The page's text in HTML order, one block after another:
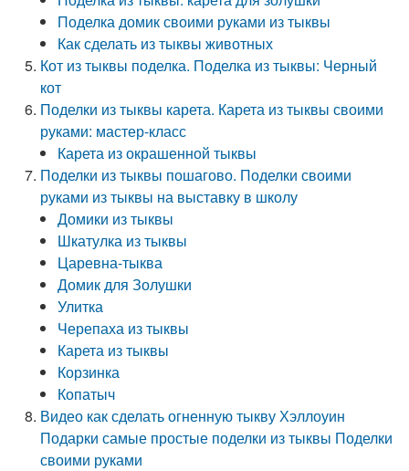
Поделка домик своими руками из тыквы
Как сделать из тыквы животных
Кот из тыквы поделка. Поделка из тыквы: Черный
кот
Поделки из тыквы карета. Карета из тыквы своими
руками: мастер-класс
Карета из окрашенной тыквы
Поделки из тыквы пошагово. Поделки своими
руками из тыквы на выставку в школу
Домики из тыквы
Шкатулка из тыквы
Царевна-тыква
Домик для Золушки
Улитка
Черепаха из тыквы
Карета из тыквы
Корзинка
Копатыч
Видео как сделать огненную тыкву Хэллоуин
Подарки самые простые поделки из тыквы Поделки
своими руками